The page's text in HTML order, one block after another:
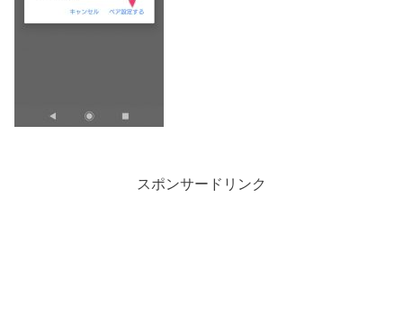
スポンサードリンク